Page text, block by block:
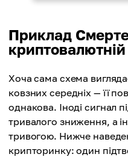
Приклад
криптовалютній
Хоча сама схема
ковзних середніх — її
однакова. Іноді сигнал
тривалого зниження, а
тривогою. Нижче
крипторинку: один